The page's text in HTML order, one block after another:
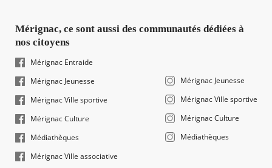
Mérignac, ce sont aussi des communautés dédiées à
nos citoyens
Mérignac Entraide
Mérignac Jeunesse
Mérignac Ville sportive
Mérignac Culture
Médiathèques
Mérignac Ville associative
Mérignac Jeunesse
Mérignac Ville sportive
Mérignac Culture
Médiathèques